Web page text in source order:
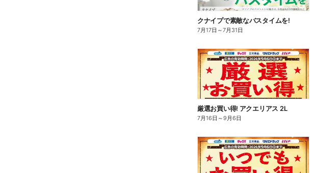
クナイプで素敵なバスタイムを!
7月17日 ～7月31日
厳選お買い得! アクエリアス 2L
7月16日 ～9月6日